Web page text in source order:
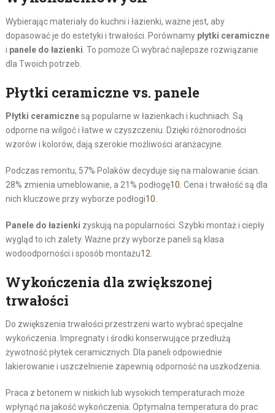
Wybierając materiały do kuchni i łazienki, ważne jest, aby
dopasować je do estetyki i trwałości. Porównamy płytki ceramiczne
i panele do łazienki . To pomoże Ci wybrać najlepsze rozwiązanie
dla Twoich potrzeb.
Płytki ceramiczne vs. panele
Płytki ceramicznesą popularne w łazienkach i kuchniach. Są
odporne na wilgoć i łatwe w czyszczeniu. Dzięki różnorodności
wzorów i kolorów, dają szerokie możliwości aranżacyjne.
Podczas remontu, 57% Polaków decyduje się na malowanie ścian.
28% zmienia umeblowanie, a 21% podłogę10 . Cena i trwałość są dla
nich kluczowe przy wyborze podłogi10
Panele do łazienki zyskują na popularności. Szybki montaż i ciepły
wygląd to ich zalety. Ważne przy wyborze paneli są klasa
wodoodporności i sposób montażu12
Wykończenia dla zwiększonej
trwałości
Do zwiększenia trwałości przestrzeni warto wybrać specjalne
wykończenia. Impregnaty i środki konserwujące przedłużą
żywotność płytek ceramicznych. Dla paneli odpowiednie
lakierowanie i uszczelnienie zapewnią odporność na uszkodzenia.
Praca z betonem w niskich lub wysokich temperaturach może
wpłynąć na jakość wykończenia. Optymalna temperatura do prac